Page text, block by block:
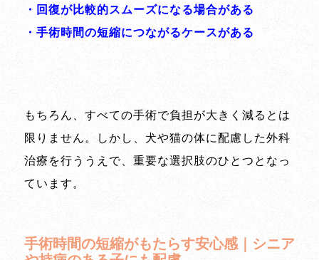
・回復が比較的スムーズになる場合がある
・手術時間の短縮につながるケースがある
もちろん、すべての手術で負担が大きく減るとは
限りません。しかし、犬や猫の体に配慮した外科
治療を行ううえで、重要な選択肢のひとつとなっ
ています。
手術時間の短縮がもたらす安心感｜シニア